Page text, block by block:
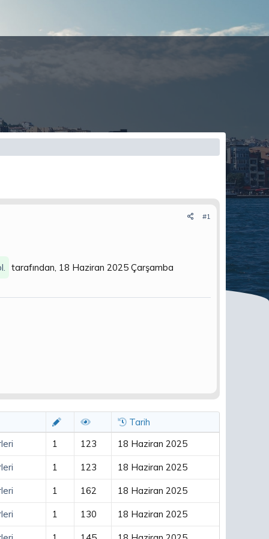
#1
tarafından, 18 Haziran 2025 Çarşamba
Tarih
1 123 18 Haziran 2025
1 123 18 Haziran 2025
1 162 18 Haziran 2025
1 130 18 Haziran 2025